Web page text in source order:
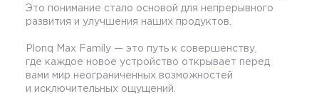
Это понимание стало основой для непрерывного
развития и улучшения наших продуктов.
Plonq Max Family — это путь к совершенству,
где каждое новое устройство открывает перед
вами мир неограниченных возможностей
и исключительных ощущений.